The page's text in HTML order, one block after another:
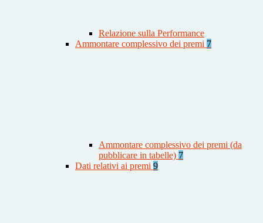
Relazione sulla Performance
Ammontare complessivo dei premi 7
Ammontare complessivo dei premi (da
pubblicare in tabelle) 7
Dati relativi ai premi 9